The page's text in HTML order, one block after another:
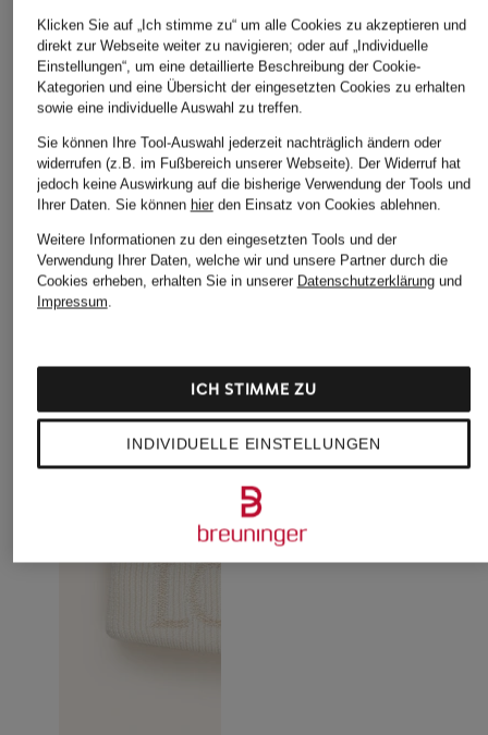
160 €
GROS GRAIN mit
Alpaka
190 €
Wenden
370 €
ÄHNLICHE ARTIKEL ENTDECKEN
Klicken Sie auf „Ich stimme zu“ um alle Cookies zu akzeptieren und
direkt zur Webseite weiter zu navigieren; oder auf „Individuelle
Einstellungen“, um eine detaillierte Beschreibung der Cookie-
Kategorien und eine Übersicht der eingesetzten Cookies zu erhalten
sowie eine individuelle Auswahl zu treffen.
Sie können Ihre Tool-Auswahl jederzeit nachträglich ändern oder
widerrufen (z.B. im Fußbereich unserer Webseite). Der Widerruf hat
jedoch keine Auswirkung auf die bisherige Verwendung der Tools und
Ihrer Daten. Sie können hierden Einsatz von Cookies ablehnen.
Weitere Informationen zu den eingesetzten Tools und der
Verwendung Ihrer Daten, welche wir und unsere Partner durch die
Cookies erheben, erhalten Sie in unserer Datenschutzerklärungund
Impressum.
INDIVIDUELLE EINSTELLUNGEN
ICH STIMME ZU